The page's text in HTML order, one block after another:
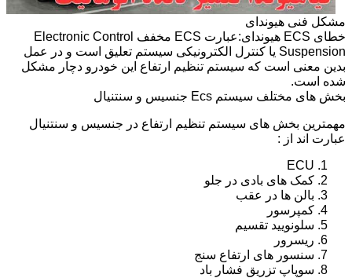
مشکل فنی هیوندای
خطای ECS هیوندای:عبارت ECS مخفف Electronic Control
Suspension یا کنترل الکترونیکی سیستم تعلیق است و در عمل
بدین معنی است که سیستم تنظیم ارتفاع این خودرو دچار مشکل
شده است.
بخش های مختلف سیستم Ecs جنسیس و سنتنیال
مهمترین بخش های سیستم تنظیم ارتفاع در جنسیس و سنتنیال
عبارت اند از :
ECU
کمک های بادی در جلو
بالن ها در عقب
کمپرسور
سلونویید تقسیم
ریسرور
سنسور های ارتفاع سنج
سوپاپ تزریق فشار باد